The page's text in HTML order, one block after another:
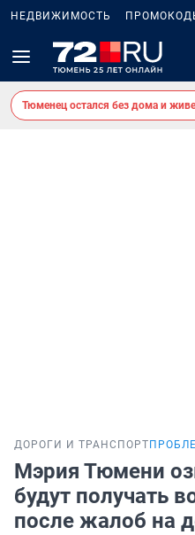
НЕДВИЖИМОСТЬ
Тюменец остался без дома и
ДОРОГИ И ТРАНСПОРТ
Мэрия Тюмени
будут получать
после жалоб на